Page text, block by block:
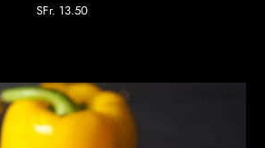
SFr. 13.50